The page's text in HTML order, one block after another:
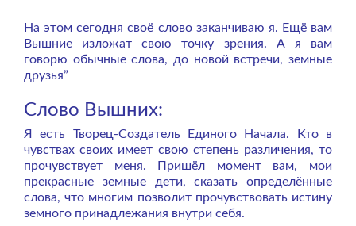
На этом сегодня своё слово заканчиваю я. Ещё вам
Вышние изложат свою точку зрения. А я вам
говорю обычные слова, до новой встречи, земные
друзья”
Слово Вышних:
Я есть Творец-Создатель Единого Начала. Кто в
чувствах своих имеет свою степень различения, то
прочувствует меня. Пришёл момент вам, мои
прекрасные земные дети, сказать определённые
слова, что многим позволит прочувствовать истину
земного принадлежания внутри себя.